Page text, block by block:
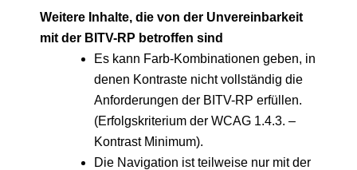
Weitere Inhalte, die von der Unvereinbarkeit
mit der BITV-RP betroffen sind
Es kann Farb-Kombinationen geben, in
denen Kontraste nicht vollständig die
Anforderungen der BITV-RP erfüllen.
(Erfolgskriterium der WCAG 1.4.3. –
Kontrast Minimum).
Die Navigation ist teilweise nur mit der